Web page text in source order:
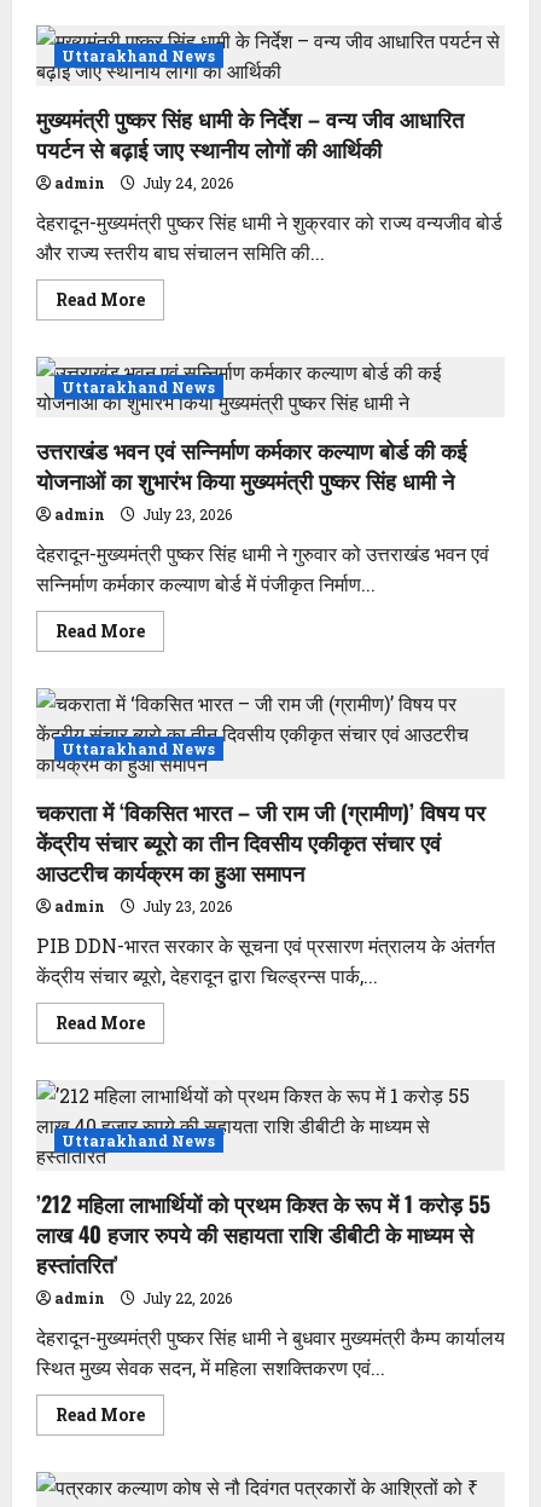
अभिनेता
अमन
वर्मा
ने
फिल्म
विकास
परिषद
के
नोडल
से
भेंट
Uttarakhand News
मुख्यमंत्री पुष्कर सिंह धामी के निर्देश – वन्य जीव आधारित
पयर्टन से बढ़ाई जाए स्थानीय लोगों की आर्थिकी
admin July 24, 2026
देहरादून-मुख्यमंत्री पुष्कर सिंह धामी ने शुक्रवार को राज्य वन्यजीव बोर्ड
और राज्य स्तरीय बाघ संचालन समिति की...
Read MoreRead
more
पुष्कर
सिंह
धामी
के
–
वन्य
जीव
आधारित
पयर्टन
बढ़ाई
जाए
स्थानीय
की
आर्थिकी
Uttarakhand News
उत्तराखंड भवन एवं सन्निर्माण कर्मकार कल्याण बोर्ड की कई
योजनाओं का शुभारंभ किया मुख्यमंत्री पुष्कर सिंह धामी ने
admin July 23, 2026
देहरादून-मुख्यमंत्री पुष्कर सिंह धामी ने गुरुवार को उत्तराखंड भवन एवं
सन्निर्माण कर्मकार कल्याण बोर्ड में पंजीकृत निर्माण...
Read MoreRead
more
भवन
एवं
सन्निर्माण
कर्मकार
कल्याण
की
कई
योजनाओं
का
शुभारंभ
किया
मुख्यमंत्री
पुष्कर
धामी
ने
Uttarakhand News
चकराता में ‘विकसित भारत – जी राम जी (ग्रामीण)’ विषय पर
केंद्रीय संचार ब्यूरो का तीन दिवसीय एकीकृत संचार एवं
आउटरीच कार्यक्रम का हुआ समापन
admin July 23, 2026
PIB DDN-भारत सरकार के सूचना एवं प्रसारण मंत्रालय के अंतर्गत
केंद्रीय संचार ब्यूरो, देहरादून द्वारा चिल्ड्रन्स पार्क,...
Read MoreRead
more
में
‘विकसित
भारत
–
जी
(ग्रामीण)’
विषय
पर
ब्यूरो
का
तीन
दिवसीय
एकीकृत
संचार
एवं
आउटरीच
कार्यक्रम
समापन
Uttarakhand News
’212 महिला लाभार्थियों को प्रथम किश्त के रूप में 1 करोड़ 55
लाख 40 हजार रुपये की सहायता राशि डीबीटी के माध्यम से
हस्तांतरित’
admin July 22, 2026
देहरादून-मुख्यमंत्री पुष्कर सिंह धामी ने बुधवार मुख्यमंत्री कैम्प कार्यालय
स्थित मुख्य सेवक सदन, में महिला सशक्तिकरण एवं...
Read MoreRead
more
महिला
लाभार्थियों